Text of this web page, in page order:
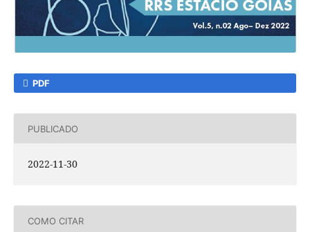
PDF
PUBLICADO
2022-11-30
COMO CITAR